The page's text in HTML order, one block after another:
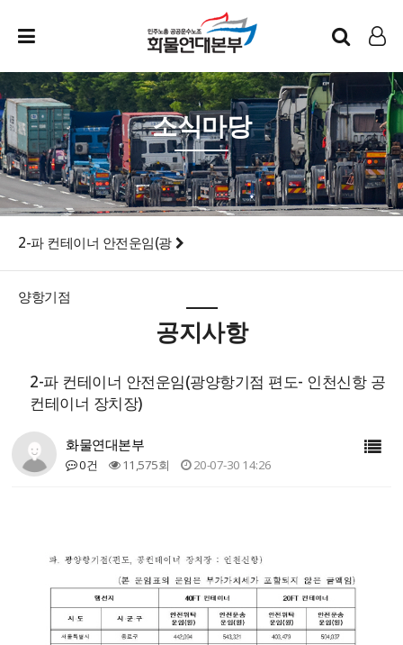
인트라넷
LOG IN
소식마당
2-파 컨테이너 안전운임(광
양항기점
공지사항
2-파 컨테이너 안전운임(광양항기점 편도- 인천신항 공
컨테이너 장치장)
화물연대본부
0건 11,575회 20-07-30 14:26